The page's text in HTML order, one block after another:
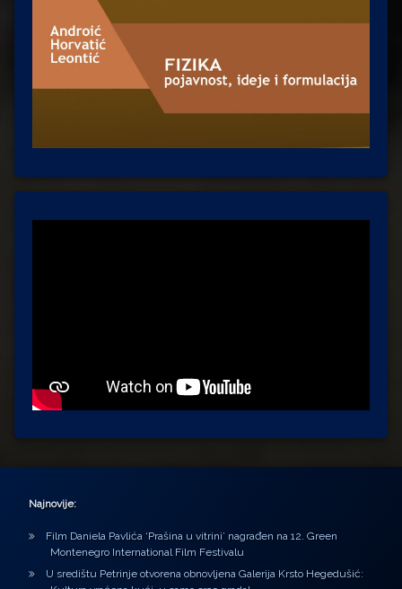
Najnovije:
Film Daniela Pavlića ‘Prašina u vitrini’ nagrađen na 12. Green
Montenegro International Film Festivalu
U središtu Petrinje otvorena obnovljena Galerija Krsto Hegedušić: